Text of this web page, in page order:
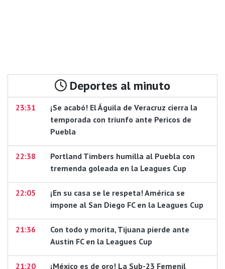
Deportes al minuto
23:31
¡Se acabó! El Águila de Veracruz cierra la
temporada con triunfo ante Pericos de
Puebla
22:38
Portland Timbers humilla al Puebla con
tremenda goleada en la Leagues Cup
22:05
¡En su casa se le respeta! América se
impone al San Diego FC en la Leagues Cup
21:36
Con todo y morita, Tijuana pierde ante
Austin FC en la Leagues Cup
21:20 ¡México es de oro! La Sub-23 Femenil